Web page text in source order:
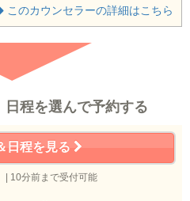
このカウンセラーの詳細はこちら
日程を選んで予約する
日程を見る
| 10分前まで受付可能